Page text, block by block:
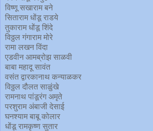
विष्णू सखाराम बने
सिताराम धोंडू राडये
तुकाराम धोंडू शिंदे
विठ्ठल गंगाराम मोरे
रामा लखन विंदा
एडवीन आमब्रोझ साळवी
बाबा महादू सावंत
वसंत द्वारकानाथ कन्याळकर
विठ्ठल दौलत साळुंखे
रामनाथ पांडूरंग अमृते
परशुराम अंबाजी देसाई
घनश्याम बाबू कोलार
धोंडू रामकृष्ण सुतार